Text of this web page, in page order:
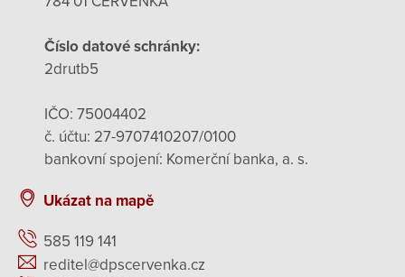
Číslo datové schránky:
2drutb5
IČO: 75004402
č. účtu: 27-9707410207/0100
bankovní spojení: Komerční banka, a. s.
Ukázat na mapě
585 119 141
reditel@dpscervenka.cz